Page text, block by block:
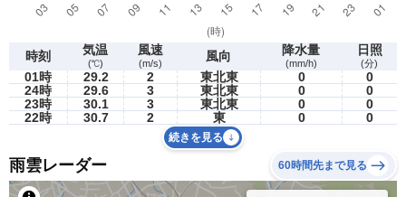
時刻 気温
(℃)
風速
(m/s) 風向 降水量
(mm/h)
日照
(分)
01時 29.2 2 東北東 0
0
24時
29.6 3 東北東 0
0
23時
30.1 3 東北東 0
0
22時
30.7 2 東 0 0
続きを見る
雨雲レーダー 60時間先まで見る